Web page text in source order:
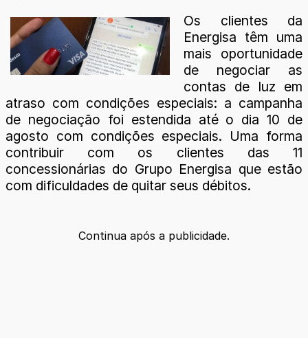
Os clientes da
Energisa têm uma
mais oportunidade
de negociar as
contas de luz em
atraso com condições especiais: a campanha
de negociação foi estendida até o dia 10 de
agosto com condições especiais. Uma forma
contribuir com os clientes das 11
concessionárias do Grupo Energisa que estão
com dificuldades de quitar seus débitos.
Continua após a publicidade.